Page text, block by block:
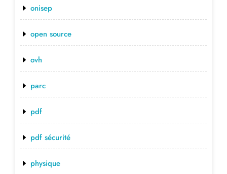
onisep
open source
ovh
parc
pdf
pdf sécurité
physique